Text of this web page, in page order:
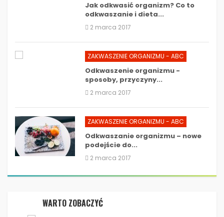
Jak odkwasić organizm? Co to
odkwaszanie i dieta...
2 marca 2017
ZAKWASZENIE ORGANIZMU - ABC
Odkwaszenie organizmu -
sposoby, przyczyny...
2 marca 2017
ZAKWASZENIE ORGANIZMU - ABC
Odkwaszanie organizmu – nowe
podejście do...
2 marca 2017
WARTO ZOBACZYĆ